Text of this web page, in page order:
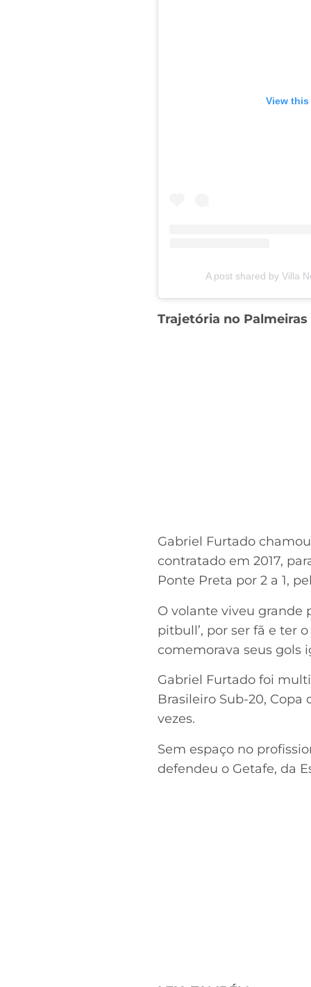
View
A post shared by Villa
Trajetória no Palmeiras
Gabriel Furtado
contratado em 2017,
Ponte Preta por 2 a 1,
O volante viveu grande
pitbull’, por ser fã e ter
comemorava seus gols
Gabriel Furtado foi
Brasileiro Sub-20, Copa
vezes.
Sem espaço no
defendeu o Getafe, da